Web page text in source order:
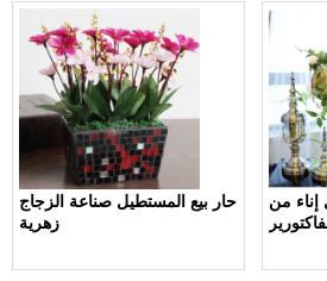
حار بيع المستطيل صناعة الزجاج
زهرية
إناء من